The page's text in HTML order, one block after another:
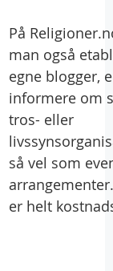
På
man også
egne blogger,
informere om
tros- eller
så vel som
er helt